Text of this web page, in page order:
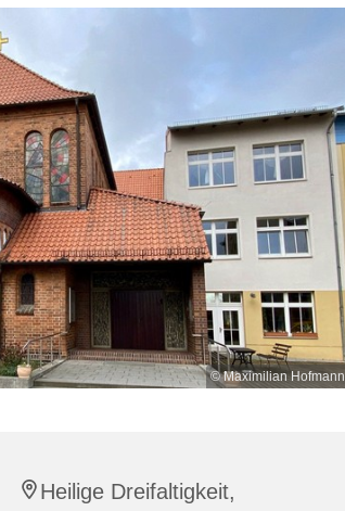
© Maximilian Hofmann
Heilige Dreifaltigkeit,